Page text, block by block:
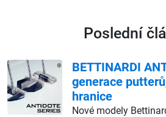
Poslední
BETTINARDI
generace
hranice
Nové modely